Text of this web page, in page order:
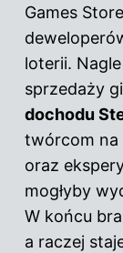
Games
loterii.
sprzedaży
dochodu
twórcom na
oraz
mogłyby
W końcu
a raczej